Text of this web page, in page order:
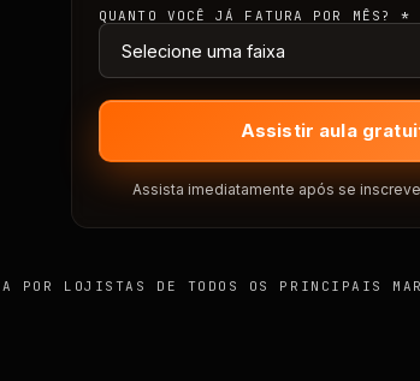
QUANTO VOCÊ JÁ FATURA POR MÊS?*
Assistir aula
Assista imediatamente após se
POR LOJISTAS DE TODOS OS PRINCIPAIS